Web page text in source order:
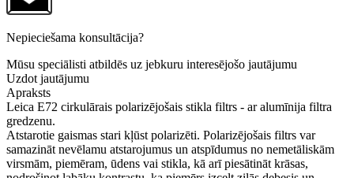
Nepieciešama konsultācija?
Mūsu speciālisti atbildēs uz jebkuru interesējošo jautājumu
Uzdot jautājumu
Apraksts
Leica E72 cirkulārais polarizējošais stikla filtrs - ar alumīnija filtra
gredzenu.
Atstarotie gaismas stari kļūst polarizēti. Polarizējošais filtrs var
samazināt nevēlamu atstarojumus un atspīdumus no nemetāliskām
virsmām, piemēram, ūdens vai stikla, kā arī piesātināt krāsas,